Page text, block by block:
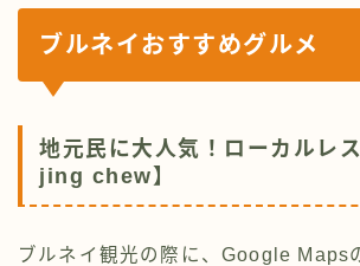
ブルネイおすすめグルメ
地元民に大人気！ローカルレ
jing chew】
ブルネイ観光の際に、Google Maps